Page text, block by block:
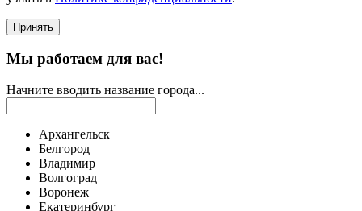
Принять
Мы работаем для вас!
Начните вводить название города...
Архангельск
Белгород
Владимир
Волгоград
Воронеж
Екатеринбург